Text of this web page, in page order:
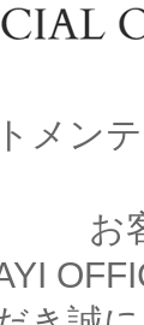
メン
お